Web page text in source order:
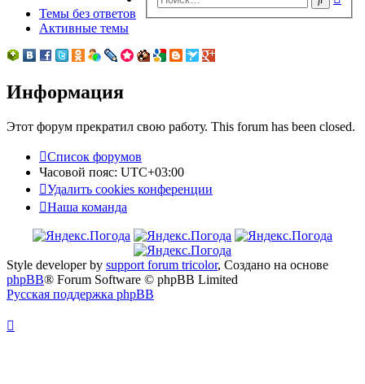
Темы без ответов
Активные темы
Информация
Этот форум прекратил свою работу. This forum has been closed.
Список форумов
Часовой пояс: UTC+03:00
Удалить cookies конференции
Наша команда
Style developer by support forum tricolor, Создано на основе
phpBB® Forum Software © phpBB Limited
Русская поддержка phpBB